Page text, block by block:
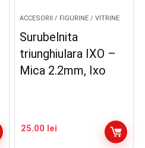
ACCESORII / FIGURINE / VITRINE
Surubelnita
triunghiulara IXO –
Mica 2.2mm, Ixo
25.00 lei